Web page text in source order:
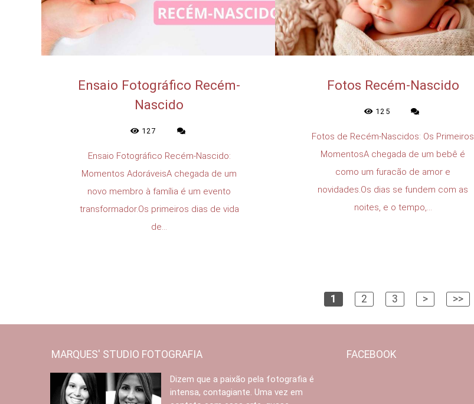
Ensaio Fotográfico Recém-
Nascido
127
Ensaio Fotográfico Recém-Nascido:
Momentos AdoráveisA chegada de um
novo membro à família é um evento
transformador.Os primeiros dias de vida
de...
Fotos Recém-Nascido
125
Fotos de Recém-Nascidos: Os Primeiros
MomentosA chegada de um bebê é
como um furacão de amor e
novidades.Os dias se fundem com as
noites, e o tempo,...
1 2 3 > >>
MARQUES' STUDIO FOTOGRAFIA
Dizem que a paixão pela fotografia é
intensa, contagiante. Uma vez em
FACEBOOK